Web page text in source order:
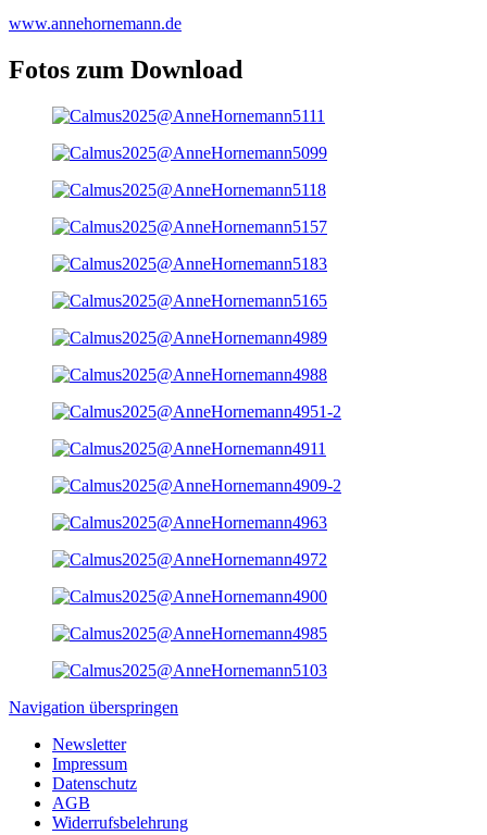
www.annehornemann.de
Fotos zum Download
Navigation überspringen
Newsletter
Impressum
Datenschutz
AGB
Widerrufsbelehrung